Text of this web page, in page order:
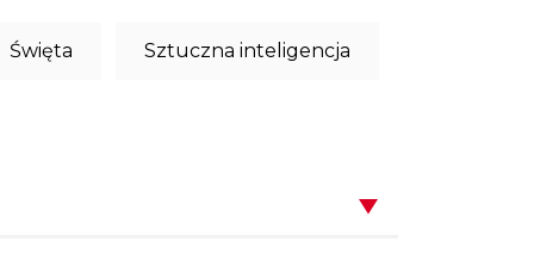
Święta Sztuczna inteligencja